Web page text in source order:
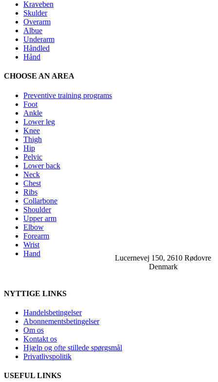
Kraveben
Skulder
Overarm
Albue
Underarm
Håndled
Hånd
CHOOSE AN AREA
Preventive training programs
Foot
Ankle
Lower leg
Knee
Thigh
Hip
Pelvic
Lower back
Neck
Chest
Ribs
Collarbone
Shoulder
Upper arm
Elbow
Forearm
Wrist
Hand
Lucernevej 150, 2610 Rødovre
Denmark
NYTTIGE LINKS
Handelsbetingelser
Abonnementsbetingelser
Om os
Kontakt os
Hjælp og ofte stillede spørgsmål
Privatlivspolitik
USEFUL LINKS